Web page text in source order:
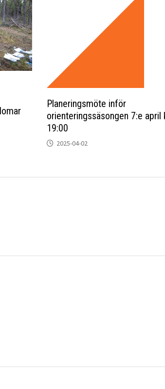
Planeringsmöte inför
orienteringssäsongen 7:e april
19:00
2025-04-02